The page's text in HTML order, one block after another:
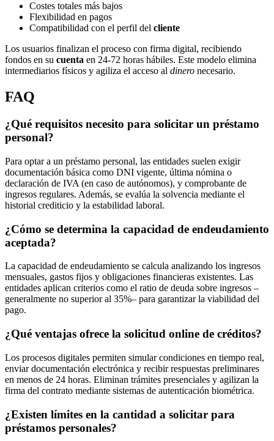
Costes totales más bajos
Flexibilidad en pagos
Compatibilidad con el perfil del cliente
Los usuarios finalizan el proceso con firma digital, recibiendo
fondos en su cuenta en 24-72 horas hábiles. Este modelo elimina
intermediarios físicos y agiliza el acceso al dinero necesario.
FAQ
¿Qué requisitos necesito para solicitar un préstamo
personal?
Para optar a un préstamo personal, las entidades suelen exigir
documentación básica como DNI vigente, última nómina o
declaración de IVA (en caso de autónomos), y comprobante de
ingresos regulares. Además, se evalúa la solvencia mediante el
historial crediticio y la estabilidad laboral.
¿Cómo se determina la capacidad de endeudamiento
aceptada?
La capacidad de endeudamiento se calcula analizando los ingresos
mensuales, gastos fijos y obligaciones financieras existentes. Las
entidades aplican criterios como el ratio de deuda sobre ingresos –
generalmente no superior al 35%– para garantizar la viabilidad del
pago.
¿Qué ventajas ofrece la solicitud online de créditos?
Los procesos digitales permiten simular condiciones en tiempo real,
enviar documentación electrónica y recibir respuestas preliminares
en menos de 24 horas. Eliminan trámites presenciales y agilizan la
firma del contrato mediante sistemas de autenticación biométrica.
¿Existen límites en la cantidad a solicitar para
préstamos personales?